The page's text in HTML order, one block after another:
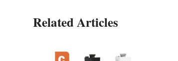
Related Articles